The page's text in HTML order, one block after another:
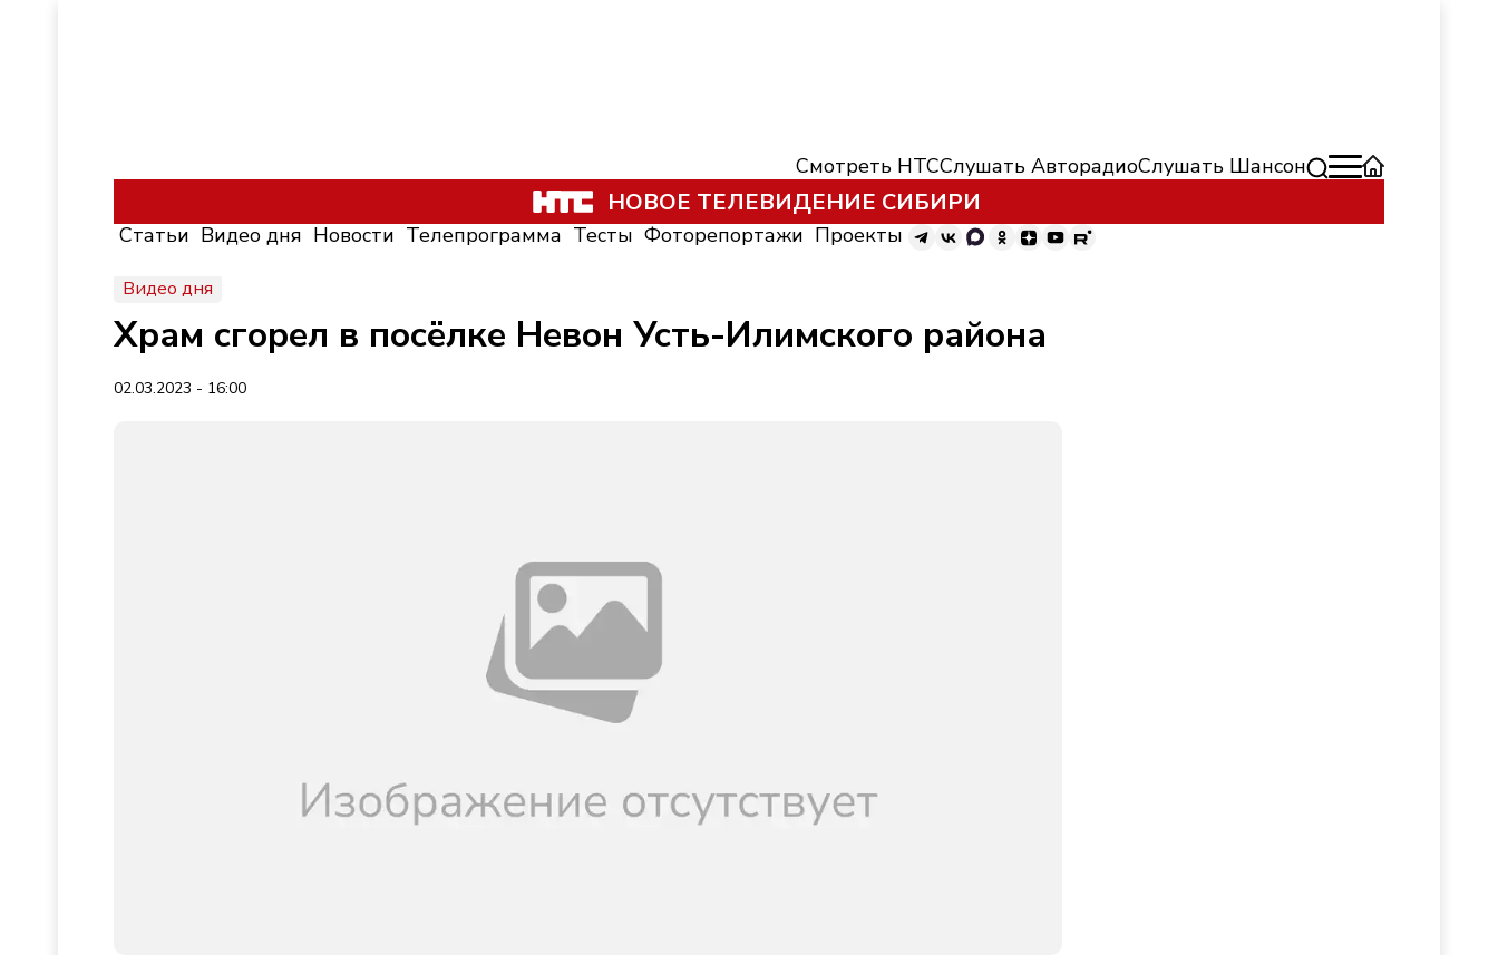
Смотреть НТССлушать АвторадиоСлушать Шансон
НОВОЕ ТЕЛЕВИДЕНИЕ СИБИРИ
Статьи Видео дня Новости Телепрограмма Тесты Фоторепортажи Проекты
Видео дня
Храм сгорел в посёлке Невон Усть-Илимского района
02.03.2023 - 16:00